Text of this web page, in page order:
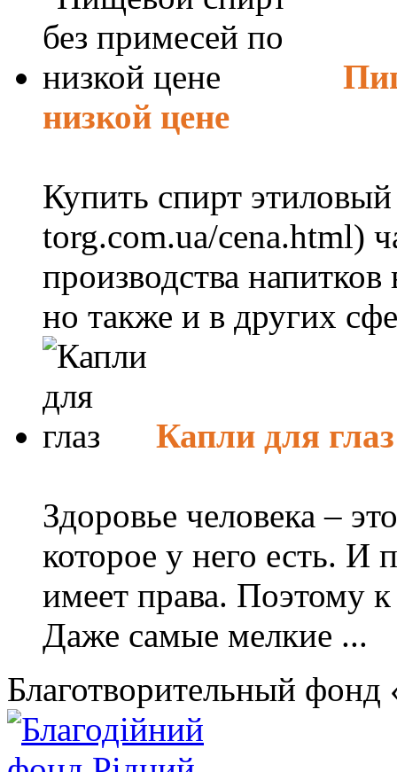
низкой цене
Купить спирт
torg.com.ua/cena.html)
производства
но также и в других
Капли для глаз
Здоровье человека –
которое у него есть. И
имеет права. Поэтому
Даже самые мелкие ...
Благотворительный